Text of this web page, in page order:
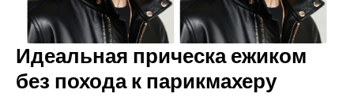
Идеальная прическа ежиком
без похода к парикмахеру